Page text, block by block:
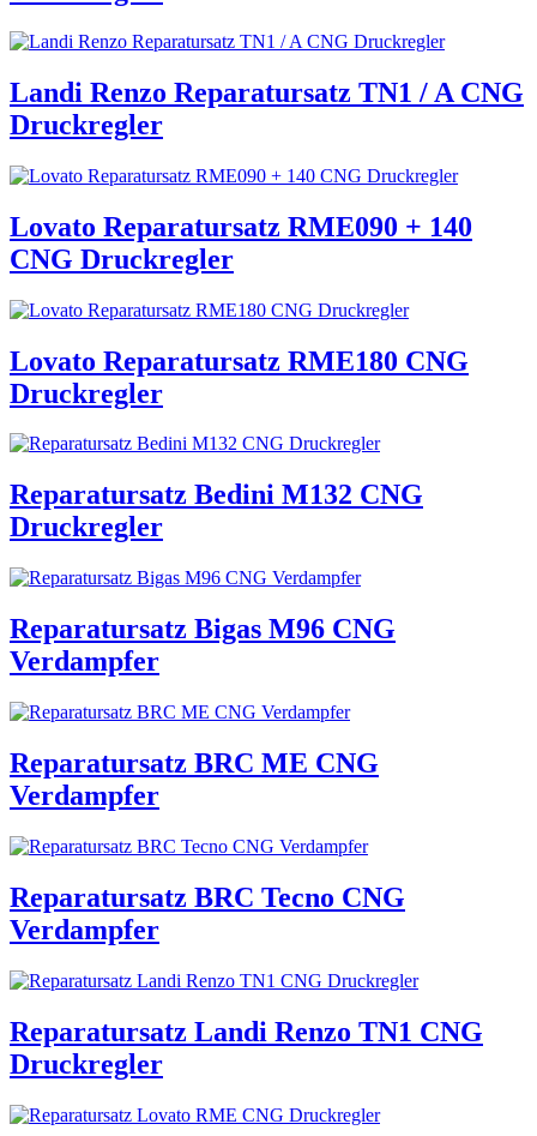
Landi Renzo Reparatursatz TN1 / A CNG
Druckregler
Lovato Reparatursatz RME090 + 140
CNG Druckregler
Lovato Reparatursatz RME180 CNG
Druckregler
Reparatursatz Bedini M132 CNG
Druckregler
Reparatursatz Bigas M96 CNG
Verdampfer
Reparatursatz BRC ME CNG
Verdampfer
Reparatursatz BRC Tecno CNG
Verdampfer
Reparatursatz Landi Renzo TN1 CNG
Druckregler